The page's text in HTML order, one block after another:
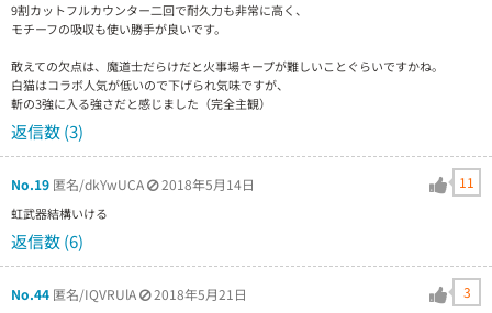
9割カットフルカウンター二回で耐久力も非常に高く、
モチーフの吸収も使い勝手が良いです。
敢えての欠点は、魔道士だらけだと火事場キープが難しいことぐらいですかね。
白猫はコラボ人気が低いので下げられ気味ですが、
斬の3強に入る強さだと感じました（完全主観）
返信数 (3)
No.19 匿名/dkYwUCA 2018年5月14日 11
虹武器結構いける
返信数 (6)
No.44 匿名/IQVRUlA 2018年5月21日 3